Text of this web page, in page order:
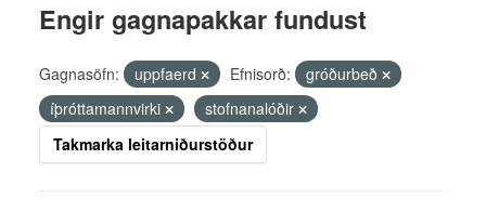
Engir gagnapakkar fundust
Gagnasöfn: uppfaerd Efnisorð:
gróðurbeð
íþróttamannvirki
stofnanalóðir
Takmarka leitarniðurstöður